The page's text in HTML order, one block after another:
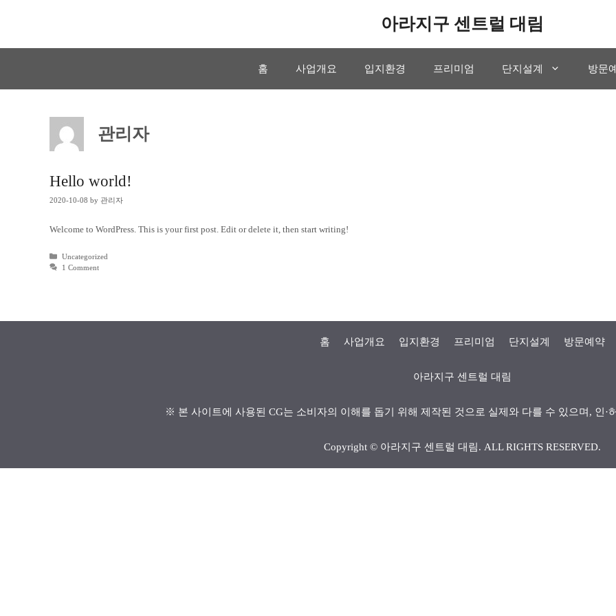
아라지구 센트럴 대림
홈 사업개요 입지환경 프리미엄 단지설계 방문
관리자
Hello world!
2020-10-08 by 관리자
Welcome to WordPress. This is your first post. Edit or delete it, then start writing!
Categories
Uncategorized
1 Comment
홈 사업개요 입지환경 프리미엄 단지설계 방문예약
아라지구 센트럴 대림
※ 본 사이트에 사용된 CG는 소비자의 이해를 돕기 위해 제작된 것으로 실제와 다를 수 있으며, 인·
Copyright © 아라지구 센트럴 대림. ALL RIGHTS RESERVED.